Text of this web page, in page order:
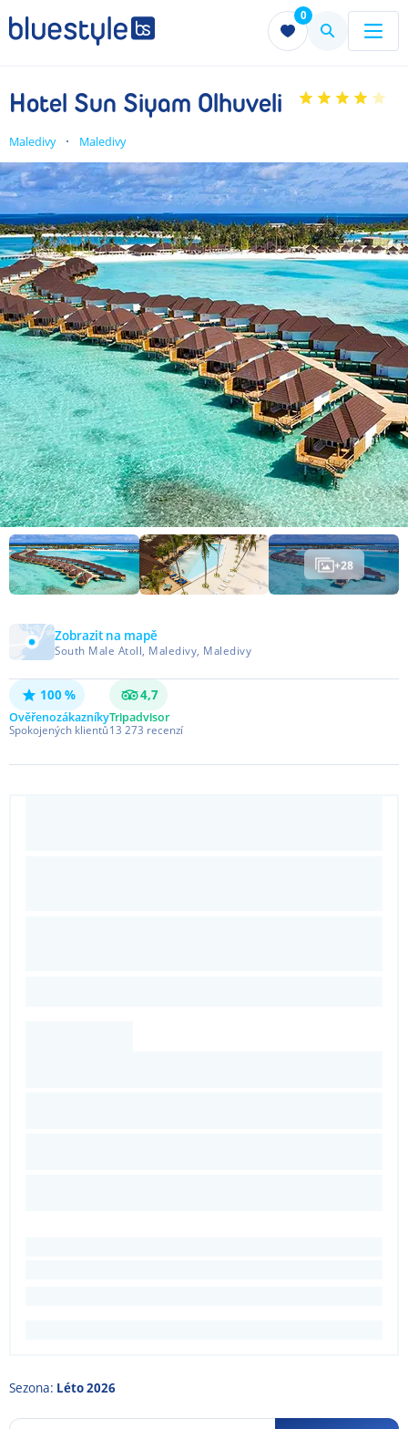
0
Menu Menu
Hotel Sun Siyam Olhuveli
Maledivy Maledivy
+28
Zobrazit na mapě
South Male Atoll, Maledivy, Maledivy
100 %
Ověřenozákazníky
Spokojených klientů
4,7
Tripadvisor
13 273 recenzí
Sezona: Léto 2026